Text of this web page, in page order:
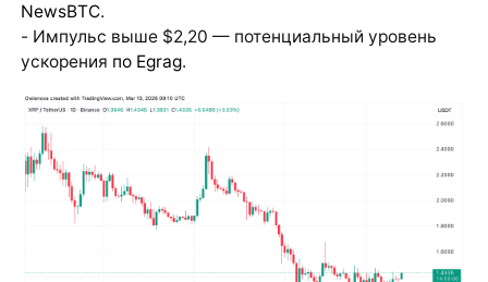
NewsBTC.
- Импульс выше $2,20 — потенциальный уровень
ускорения по Egrag.